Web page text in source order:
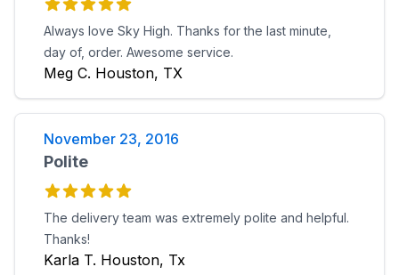
Always love Sky High. Thanks for the last minute,
day of, order. Awesome service.
Meg C. Houston, TX
November 23, 2016
Polite
The delivery team was extremely polite and helpful.
Thanks!
Karla T. Houston, Tx